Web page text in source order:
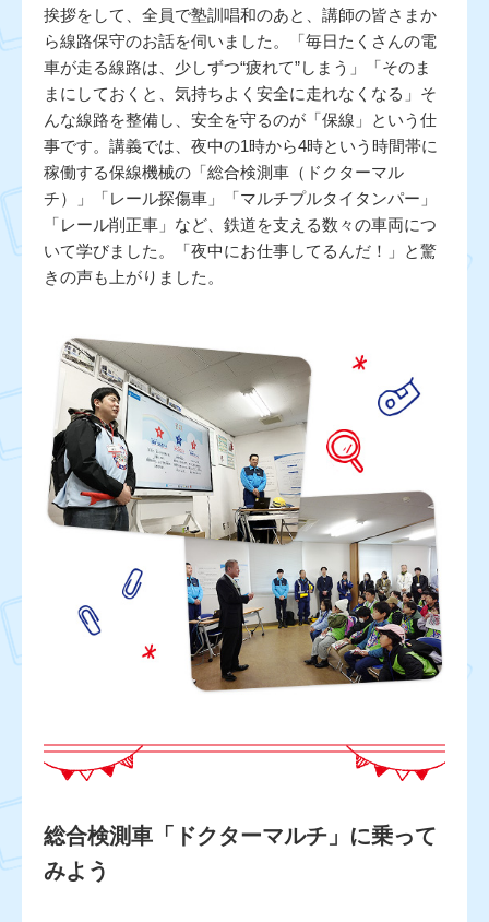
挨拶をして、全員で塾訓唱和のあと、講師の皆さまか
ら線路保守のお話を伺いました。「毎日たくさんの電
車が走る線路は、少しずつ“疲れて”しまう」「そのま
まにしておくと、気持ちよく安全に走れなくなる」そ
んな線路を整備し、安全を守るのが「保線」という仕
事です。講義では、夜中の1時から4時という時間帯に
稼働する保線機械の「総合検測車（ドクターマル
チ）」「レール探傷車」「マルチプルタイタンパー」
「レール削正車」など、鉄道を支える数々の車両につ
いて学びました。「夜中にお仕事してるんだ！」と驚
きの声も上がりました。
総合検測車「ドクターマルチ」に乗って
みよう